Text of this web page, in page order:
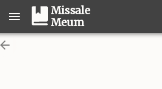
Missale
Meum